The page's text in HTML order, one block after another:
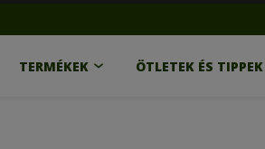
TERMÉKEK ÖTLETEK ÉS TIPPEK